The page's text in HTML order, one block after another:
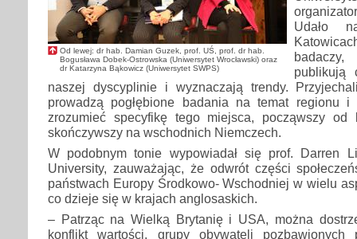
Od lewej: dr hab. Damian Guzek, prof. UŚ, prof. dr hab.
Bogusława Dobek-Ostrowska (Uniwersytet Wrocławski) oraz
dr Katarzyna Bąkowicz (Uniwersytet SWPS)
Udało
publikują
naszej dyscyplinie i wyznaczają trendy.
prowadzą pogłębione badania na temat regionu
zrozumieć specyfikę tego miejsca, począwszy od
skończywszy na wschodnich Niemczech.
W podobnym tonie wypowiadał się prof. Darren
University, zauważając, że odwrót części
państwach Europy Środkowo- Wschodniej w wielu
co dzieje się w krajach anglosaskich.
– Patrząc na Wielką Brytanię i USA, można
konflikt wartości, grupy obywateli pozbawionych